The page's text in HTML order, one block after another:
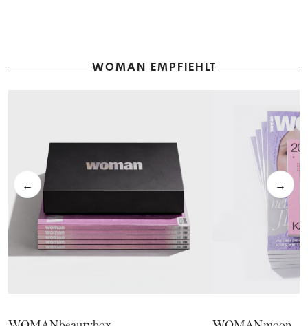
WOMAN EMPFIEHLT
← →